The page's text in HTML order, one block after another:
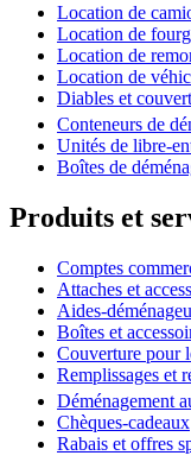
Location de
Location de
Location de
Location de
Diables et
Conteneurs de
Unités de libre-
Boîtes de
Produits et
Comptes
Attaches et
Aides-
Boîtes et
Couverture pour
Remplissages et
Déménagement
Chèques-cadeaux
Rabais et offres